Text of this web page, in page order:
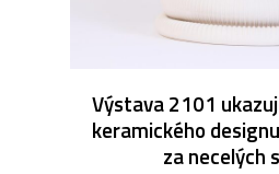
Výstava 2101
keramického
za necelých